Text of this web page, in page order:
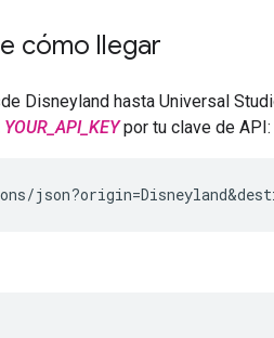
cómo llegar
Disneyland hasta Universal
YOUR_API_KEYpor tu clave de API: